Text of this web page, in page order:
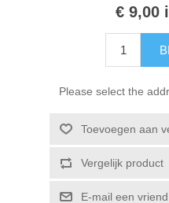
€ 9,00
Please select the
Toevoegen aan
Vergelijk product
E-mail een vriend